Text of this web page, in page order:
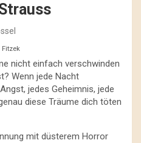
Fitzek
nicht einfach verschwinden
Wenn jede Nacht
jedes Geheimnis, jede
diese Träume dich töten
mit düsterem Horror